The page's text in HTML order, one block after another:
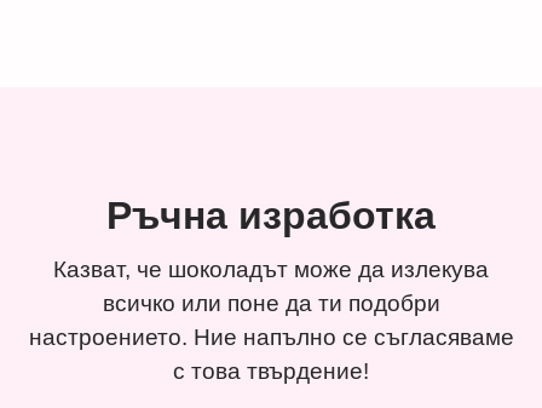
Ръчна изработка
Казват, че шоколадът може да излекува
всичко или поне да ти подобри
настроението. Ние напълно се съгласяваме
с това твърдение!